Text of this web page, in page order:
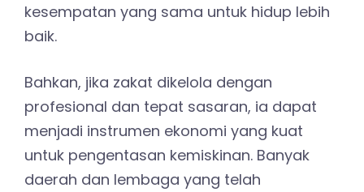
kesempatan yang sama untuk hidup lebih
baik.
Bahkan, jika zakat dikelola dengan
profesional dan tepat sasaran, ia dapat
menjadi instrumen ekonomi yang kuat
untuk pengentasan kemiskinan. Banyak
daerah dan lembaga yang telah